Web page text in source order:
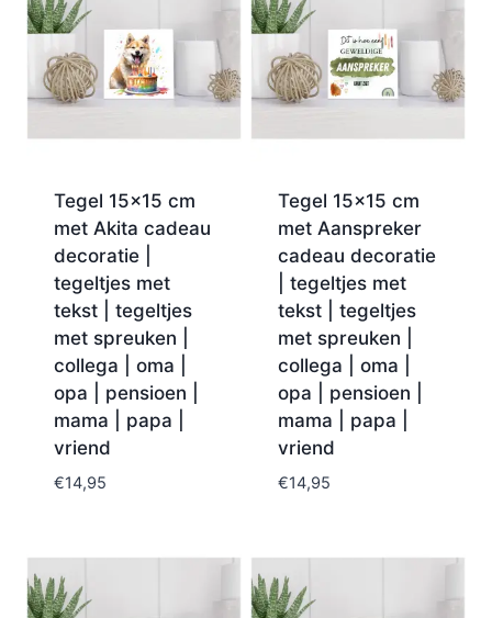
Tegel 15×15 cm
met Akita cadeau
decoratie |
tegeltjes met
tekst | tegeltjes
met spreuken |
collega | oma |
opa | pensioen |
mama | papa |
vriend
€14,95
Tegel 15×15 cm
met Aanspreker
cadeau decoratie
| tegeltjes met
tekst | tegeltjes
met spreuken |
collega | oma |
opa | pensioen |
mama | papa |
vriend
€14,95